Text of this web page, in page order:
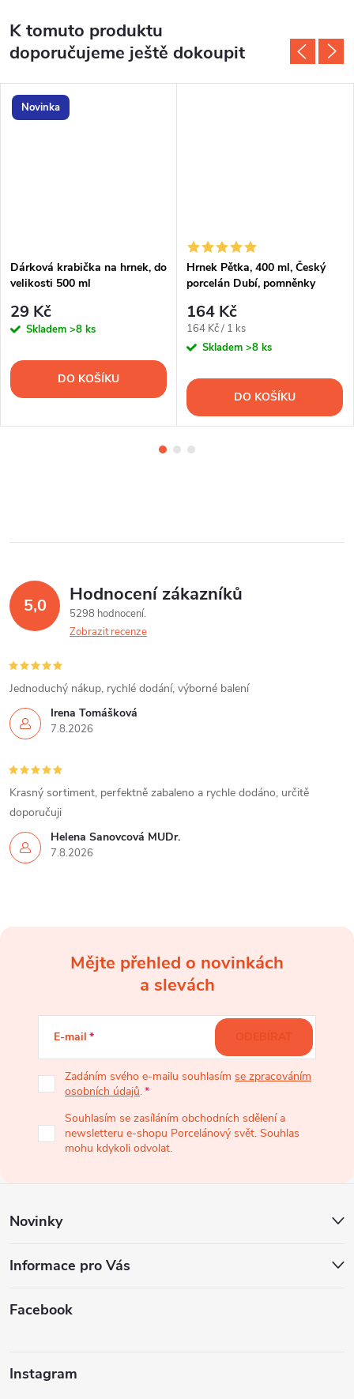
K tomuto produktu
doporučujeme ještě dokoupit
Novinka
Dárková krabička na hrnek, do
velikosti 500 ml
29 Kč
Skladem >8 ks
DO KOŠÍKU
Hrnek Pětka, 400 ml, Český
porcelán Dubí, pomněnky
164 Kč
Měrná
cena:
164 Kč / 1 ks
Skladem >8 ks
DO KOŠÍKU
5,0 Hodnocení zákazníků
5298 hodnocení
Zobrazit recenze
Irena Tomášková
7.8.2026
Jednoduchý nákup, rychlé dodání, výborné balení
Helena Šanovcová MUDr.
7.8.2026
Krasný sortiment, perfektně zabaleno a rychle dodáno, určitě
doporučuji
í
Mějte přehled o novinkách
a slevách
E-mail
Zadáním svého e-mailu souhlasím se zpracováním
osobních údajů.
Souhlasím se zasíláním obchodních sdělení a
newsletteru e-shopu Porcelánový svět. Souhlas
mohu kdykoli odvolat.
ODEBÍRAT
Novinky
Informace pro Vás
Facebook
Instagram